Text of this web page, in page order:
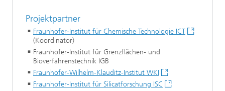
Projektpartner
Fraunhofer-Institut für Chemische Technologie ICT
(Koordinator)
Fraunhofer-Institut für Grenzflächen- und
Bioverfahrenstechnik IGB
Fraunhofer-Wilhelm-Klauditz-Institut WKI
Fraunhofer-Institut für Silicatforschung ISC